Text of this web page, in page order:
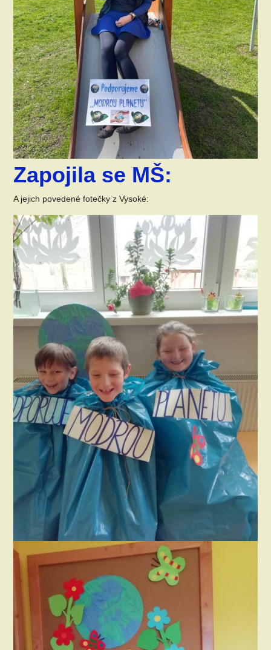
Zapojila se MŠ:
A jejich povedené fotečky z Vysoké: